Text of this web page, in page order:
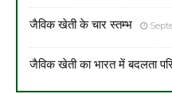
जैविक खेती के चार स्तम्भ
जैविक खेती का भारत में बदलता